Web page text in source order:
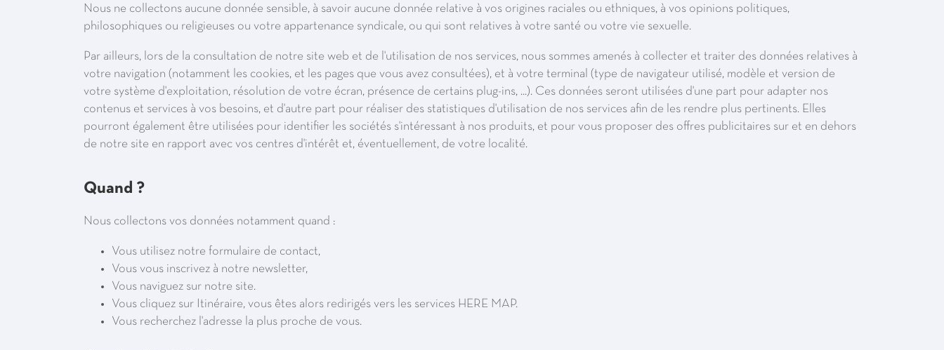
Nous ne collectons aucune donnée sensible, à savoir aucune donnée relative à vos origines raciales ou ethniques, à vos opinions politiques,
philosophiques ou religieuses ou votre appartenance syndicale, ou qui sont relatives à votre santé ou votre vie sexuelle.
Par ailleurs, lors de la consultation de notre site web et de l'utilisation de nos services, nous sommes amenés à collecter et traiter des données relatives à
votre navigation (notamment les cookies, et les pages que vous avez consultées), et à votre terminal (type de navigateur utilisé, modèle et version de
votre système d'exploitation, résolution de votre écran, présence de certains plug-ins, ...). Ces données seront utilisées d'une part pour adapter nos
contenus et services à vos besoins, et d'autre part pour réaliser des statistiques d'utilisation de nos services afin de les rendre plus pertinents. Elles
pourront également être utilisées pour identifier les sociétés s'intéressant à nos produits, et pour vous proposer des offres publicitaires sur et en dehors
de notre site en rapport avec vos centres d'intérêt et, éventuellement, de votre localité.
Quand ?
Nous collectons vos données notamment quand :
Vous utilisez notre formulaire de contact,
Vous vous inscrivez à notre newsletter,
Vous naviguez sur notre site.
Vous cliquez sur Itinéraire, vous êtes alors redirigés vers les services HERE MAP.
Vous recherchez l'adresse la plus proche de vous.